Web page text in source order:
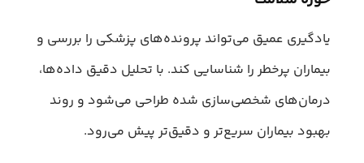
یادگیری عمیق می‌تواند پرونده‌های پزشکی را بررسی و
بیماران پرخطر را شناسایی کند. با تحلیل دقیق داده‌ها،
درمان‌های شخصی‌سازی شده طراحی می‌شود و روند
بهبود بیماران سریع‌تر و دقیق‌تر پیش می‌رود.